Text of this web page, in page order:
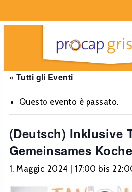
« Tutti gli Eventi
Questo evento è passato.
(Deutsch) Inklusive
Gemeinsames
1. Maggio 2024 | 17:00 bis